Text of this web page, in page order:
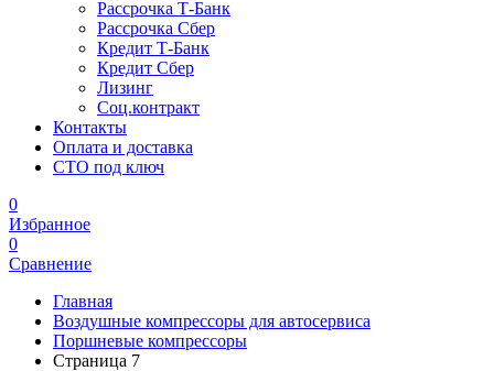
Рассрочка Т-Банк
Рассрочка Сбер
Кредит Т-Банк
Кредит Сбер
Лизинг
Соц.контракт
Контакты
Оплата и доставка
СТО под ключ
0
Избранное
0
Сравнение
Главная
Воздушные компрессоры для автосервиса
Поршневые компрессоры
Страница 7